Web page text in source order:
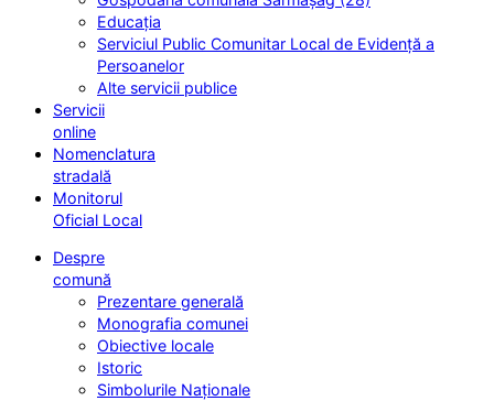
Educația
Serviciul Public Comunitar Local de Evidență a
Persoanelor
Alte servicii publice
Servicii
online
Nomenclatura
stradală
Monitorul
Oficial Local
Despre
comună
Prezentare generală
Monografia comunei
Obiective locale
Istoric
Simbolurile Naționale